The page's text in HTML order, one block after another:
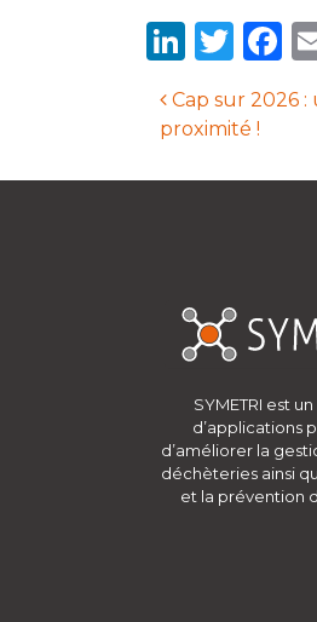
Cap sur 2026
proximité !
SYMETRI est
d’applications
d’améliorer la
déchèteries ainsi
et la prévention